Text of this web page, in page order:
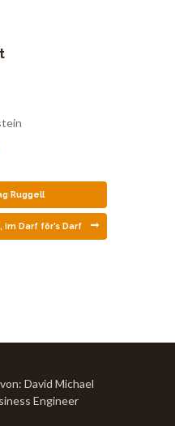
Ruggell
im Darf för’s Darf
David Michael
Engineer